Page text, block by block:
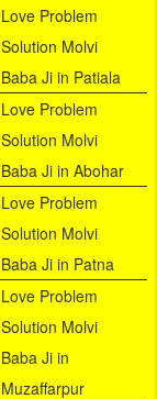
Love Problem
Solution Molvi
Baba Ji in Patiala
Love Problem
Solution Molvi
Baba Ji in Abohar
Love Problem
Solution Molvi
Baba Ji in Patna
Love Problem
Solution Molvi
Baba Ji in
Muzaffarpur